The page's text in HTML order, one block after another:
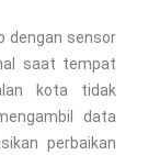
dengan sensor
saat tempat
kota tidak
data
perbaikan